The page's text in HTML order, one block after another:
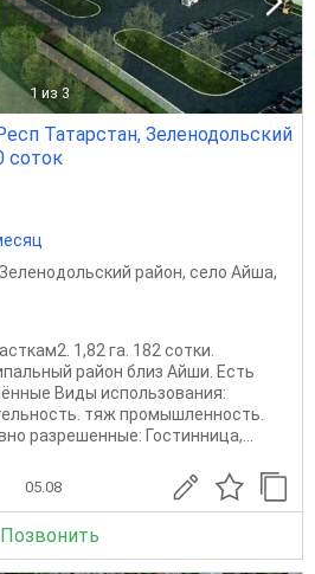
1 из 3
Татарстан, Зеленодольский
соток
Зеленодольский район, село Айша,
1,82 га. 182 сотки.
район близ Айши. Есть
Виды использования:
тяж промышленность.
разрешенные: Гостинница,...
05.08
Позвонить